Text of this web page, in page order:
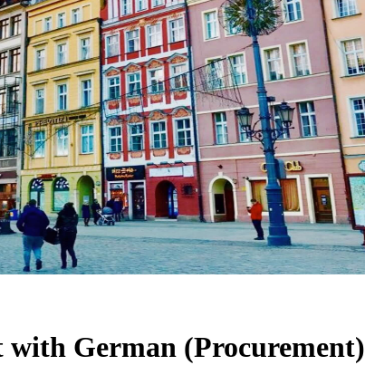
with German (Procurement)